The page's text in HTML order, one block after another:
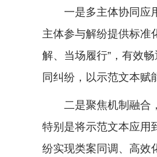
一是多主体协同应用
主体参与解纷提供标准
解、当场履行”，有效
同纠纷，以示范文本赋
二是聚焦机制融合，
特别是将示范文本应用
纷实现类案同调、高效